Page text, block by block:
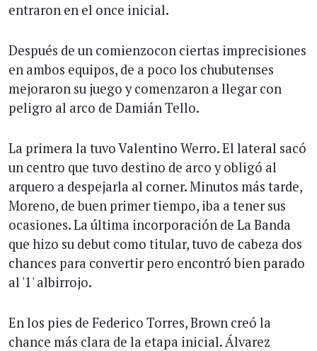
entraron en el once inicial.
Después de un comienzocon ciertas imprecisiones
en ambos equipos, de a poco los chubutenses
mejoraron su juego y comenzaron a llegar con
peligro al arco de Damián Tello.
La primera la tuvo Valentino Werro. El lateral sacó
un centro que tuvo destino de arco y obligó al
arquero a despejarla al corner. Minutos más tarde,
Moreno, de buen primer tiempo, iba a tener sus
ocasiones. La última incorporación de La Banda
que hizo su debut como titular, tuvo de cabeza dos
chances para convertir pero encontró bien parado
al '1' albirrojo.
En los pies de Federico Torres, Brown creó la
chance más clara de la etapa inicial. Álvarez